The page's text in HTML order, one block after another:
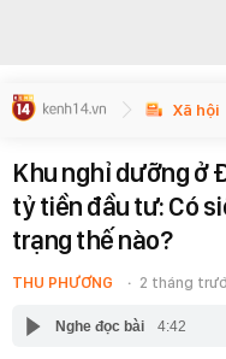
Xã hội
Khu nghỉ dưỡng ở
tỷ tiền đầu tư: Có
trạng thế nào?
THU PHƯƠNG 2 tháng
Nghe đọc bài 4:42